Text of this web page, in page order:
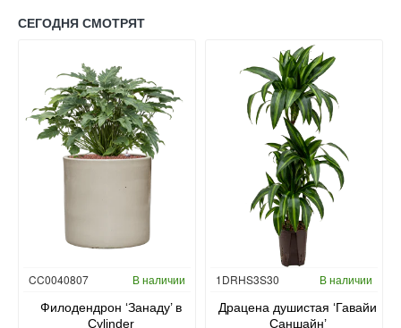
СЕГОДНЯ СМОТРЯТ
CC0040807 В наличии
Филодендрон ‘Занаду’ в
Cylinder
Гидропоника
1DRHS3S30 В наличии
Драцена душистая ‘Гавайи
Саншайн’